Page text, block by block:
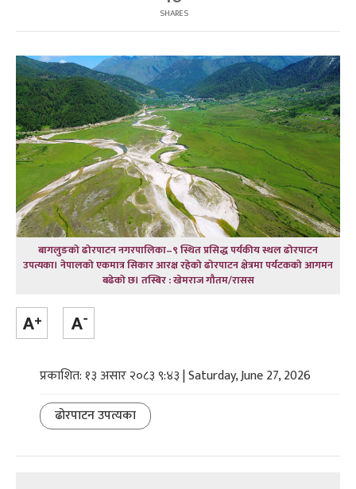
SHARES
बागलुङको ढोरपाटन नगरपालिका–९ स्थित प्रसिद्ध पर्यकीय स्थल ढोरपाटन
उपत्यका। नेपालको एकमात्र सिकार आरक्ष रहेको ढोरपाटन क्षेत्रमा पर्यटकको आगमन
बढेको छ। तस्बिर : खेमराज गौतम/रासस
प्रकाशित: १३ असार २०८३ ९:४३ | Saturday, June 27, 2026
ढोरपाटन उपत्यका